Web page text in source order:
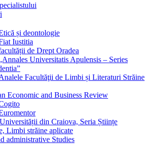
și deontologie
Iustitia
de Drept Oradea
Universitatis Apulensis – Series
Facultăţii de Limbi și Literaturi Străine
Economic and Business Review
din Craiova, Seria Științe
Limbi străine aplicate
administrative Studies